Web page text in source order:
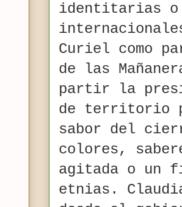
identitarias o
Curiel como
de las
partir la
de territorio
sabor del
colores,
agitada o un
etnias.